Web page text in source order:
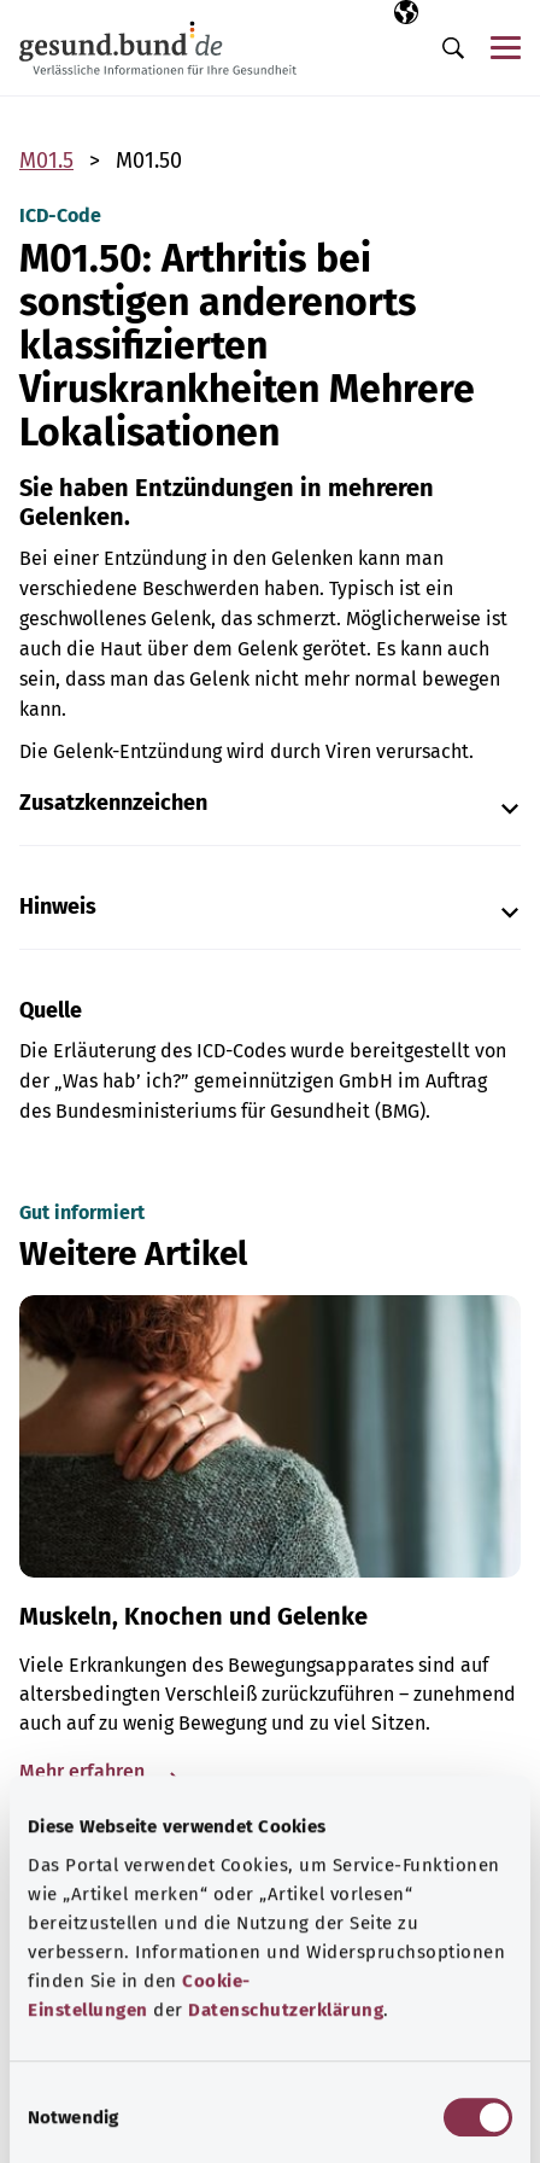
Diese Webseite verwendet Cookies
Das Portal verwendet Cookies, um Service-Funktionen
wie „Artikel merken“ oder „Artikel vorlesen“
bereitzustellen und die Nutzung der Seite zu
verbessern. Informationen und Widerspruchsoptionen
finden Sie in den Cookie-
Einstellungen der Datenschutzerklärung.
Notwendig
Ausgewählte
DE
Suche
M01.5 M01.50
ICD-Code
M01.50: Arthritis bei
sonstigen anderenorts
klassifizierten
Viruskrankheiten Mehrere
Lokalisationen
Sie haben Entzündungen in mehreren
Gelenken.
Bei einer Entzündung in den Gelenken kann man
verschiedene Beschwerden haben. Typisch ist ein
geschwollenes Gelenk, das schmerzt. Möglicherweise ist
auch die Haut über dem Gelenk gerötet. Es kann auch
sein, dass man das Gelenk nicht mehr normal bewegen
kann.
Die Gelenk-Entzündung wird durch Viren verursacht.
Zusatzkennzeichen
Hinweis
Quelle
Die Erläuterung des ICD-Codes wurde bereitgestellt von
der „Was hab’ ich?” gemeinnützigen GmbH im Auftrag
des Bundesministeriums für Gesundheit (BMG).
Gut informiert
Weitere Artikel
Muskeln, Knochen und Gelenke
Viele Erkrankungen des Bewegungsapparates sind auf
altersbedingten Verschleiß zurückzuführen – zunehmend
auch auf zu wenig Bewegung und zu viel Sitzen.
Mehr erfahren